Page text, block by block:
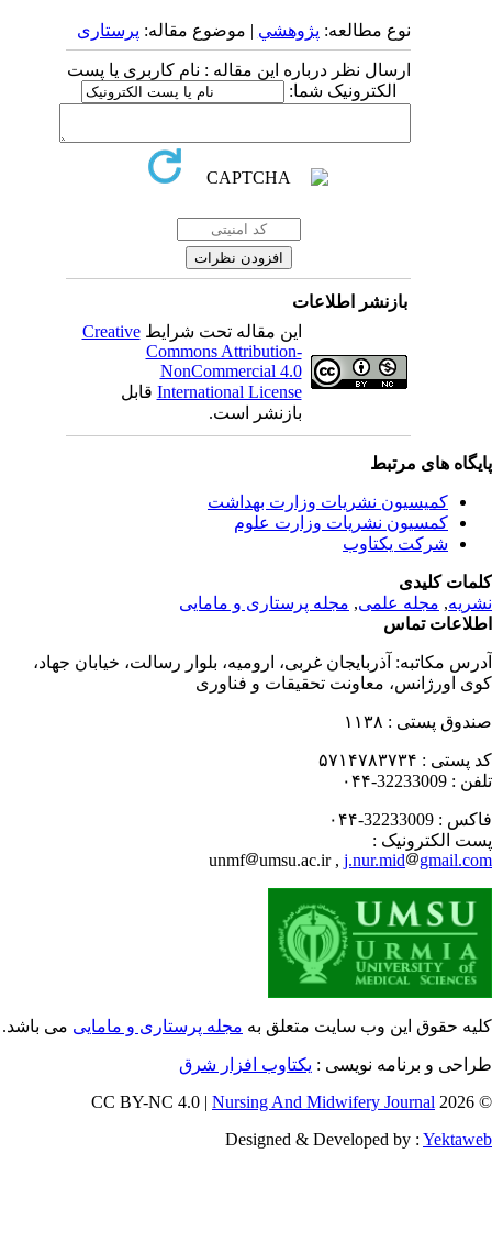
نوع مطالعه:پژوهشي| موضوع مقاله:پرستاری
ارسال نظر درباره این مقاله : نام کاربری یا پست
الکترونیک شما:
بازنشر اطلاعات
این مقاله تحت شرایطCreative
Commons Attribution-
NonCommercial 4.0
International Licenseقابل
بازنشر است.
های مرتبط
کمیسیون نشریات وزارت بهداشت
کمسیون نشریات وزارت علوم
شرکت یکتاوب
کلیدی
,مجله علمی, مجله پرستاری و مامایی
تماس
مکاتبه:آذربایجان غربی، ارومیه، بلوار رسالت، خیابان جهاد،
اورژانس، معاونت تحقیقات و فناوری
پستی : ۱۱۳۸
پستی : ۵۷۱۴۷۸۳۷۳۴
: 32233009-۰۴۴
: 32233009-۰۴۴
الکترونیک :
unmf
umsu.ac.ir ,j.nur.mid
حقوق این وب سایت متعلق بهمجله پرستاری و ماماییمی باشد.
و برنامه نویسی : یکتاوب افزار شرق
©
Nursing And Midwifery Journal
Designed & Developed by :